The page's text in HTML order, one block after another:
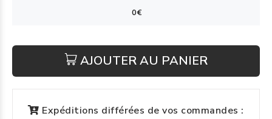
AJOUTER AU PANIER
Expéditions différées de vos commandes :